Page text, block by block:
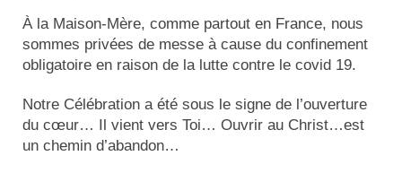
À la Maison-Mère, comme partout en France, nous
sommes privées de messe à cause du confinement
obligatoire en raison de la lutte contre le covid 19.
Notre Célébration a été sous le signe de l’ouverture
du cœur… Il vient vers Toi… Ouvrir au Christ…est
un chemin d’abandon…